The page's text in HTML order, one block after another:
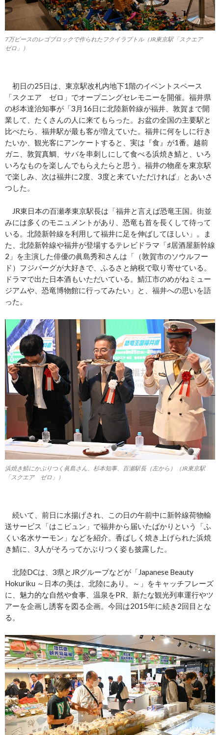
7万ピースのレゴブロックで作られたフクイラプトル（JR東京駅「スクエア
ゼロ」）
初日の25日は、東京駅改札内地下1階のイベントスペース
「スクエア ゼロ」でオープニングセレモニーを開催。福井県
の杉本達治知事が「3月16日に北陸新幹線が福井、敦賀まで開
業して、たくさんの人に来てもらった。お盆の全国の主要駅と
比べたら、福井駅が最も客が増えていた。福井に何をしに行き
たいか、観光客にアンケートすると、実は『食』が1番。越前
ガニ、敦賀真鯛、サバを串刺しにして食べる浜焼き鯖と、いろ
いろなものを楽しんでもらえたらと思う。福井の物産を東京駅
で楽しみ、次は福井に2度、3度と来ていただければ」とあいさ
つした。
JR東日本の百瀬孝東京駅長は「福井と言えば恐竜王国。街並
みには多くのモニュメントがあり、恐竜も首を長くして待って
いる。北陸新幹線を利用して福井に足を伸ばしてほしい」。ま
た、北陸新幹線や福井が登場するテレビドラマ「♯居酒屋新幹線
2」を主演した俳優の眞島秀和さんは「（敦賀市のソウルフー
ド）フジバーグが大好きで、ふるさと納税で取り寄せている。
ドラマで出た日本酒もいただいている。鯖江市のめがねミュー
ジアムや、恐竜博物館に行ってみたい」と、福井への思いを語
った。
浜焼き鯖にかぶりつく眞島さん、杉本知事、百瀬駅長（左から）（JR東京駅
「スクエア ゼロ」）
続いて、前日に水揚げされ、この日の午前中に新幹線荷物輸
送サービス「はこビュン」で福井から届いたばかりという「ふ
くい名水サーモン」などを紹介。香ばしく焼き上げられた浜焼
き鯖に、3人がそろってかぶりつく姿も披露した。
北陸DCは、3県とJRグループなどが「Japanese Beauty
Hokuriku ～日本の美は、北陸にあり。～」をキャッチフレーズ
に、魅力的な自然や食事、温泉をPR、新たな観光列車運行やツ
アーを企画し誘客を図る企画。今回は2015年に続き2回目とな
る。